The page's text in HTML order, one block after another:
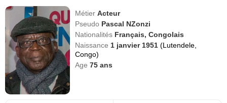
MétierActeur
Pseudo Pascal NZonzi
Nationalités Français, Congolais
Naissance 1 janvier 1951(Lutendele,
Congo)
Age75 ans